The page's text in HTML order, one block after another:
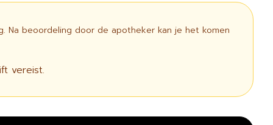
Na beoordeling door de apotheker kan je het komen
vereist.